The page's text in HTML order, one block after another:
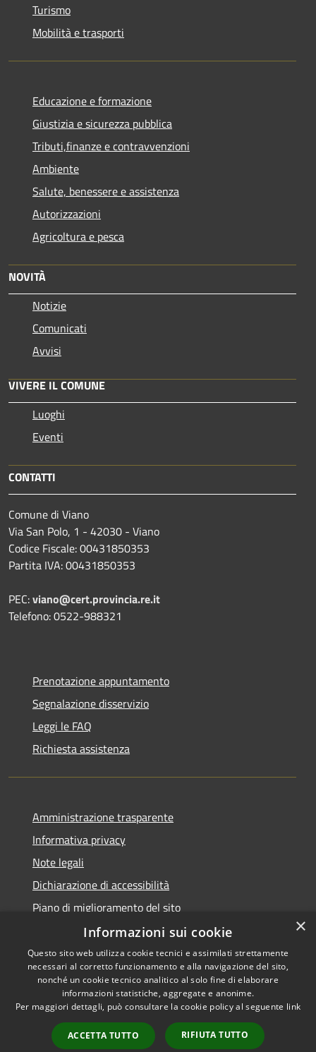
Turismo
Mobilità e trasporti
Educazione e formazione
Giustizia e sicurezza pubblica
Tributi,finanze e contravvenzioni
Ambiente
Salute, benessere e assistenza
Autorizzazioni
Agricoltura e pesca
NOVITÀ
Notizie
Comunicati
Avvisi
VIVERE IL COMUNE
Luoghi
Eventi
CONTATTI
Comune di Viano
Via San Polo, 1 - 42030 - Viano
Codice Fiscale: 00431850353
Partita IVA: 00431850353
PEC:viano@cert.provincia.re.it
Telefono: 0522-988321
Prenotazione appuntamento
Segnalazione disservizio
Leggi le FAQ
Richiesta assistenza
Amministrazione trasparente
Informativa privacy
Note legali
Dichiarazione di accessibilità
Piano di miglioramento del sito
Accessibilità
Privacy
Mappa del sito
Copyright © 2026 • Comune di
Viano • Powered by
Municipium•Accesso
redazione
×
Informazioni sui cookie
Questo sito web utilizza cookie tecnici e assimilati strettamente
necessari al corretto funzionamento e alla navigazione del sito,
nonché un cookie tecnico analitico al solo fine di elaborare
informazioni statistiche, aggregate e anonime.
Per maggiori dettagli, può consultare la cookie policy al seguente link
ACCETTA TUTTO RIFIUTA TUTTO